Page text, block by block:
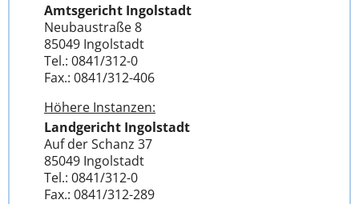
Amtsgericht Ingolstadt
Neubaustraße 8
85049 Ingolstadt
Tel.: 0841/312-0
Fax.: 0841/312-406
Höhere Instanzen:
Landgericht Ingolstadt
Auf der Schanz 37
85049 Ingolstadt
Tel.: 0841/312-0
Fax.: 0841/312-289